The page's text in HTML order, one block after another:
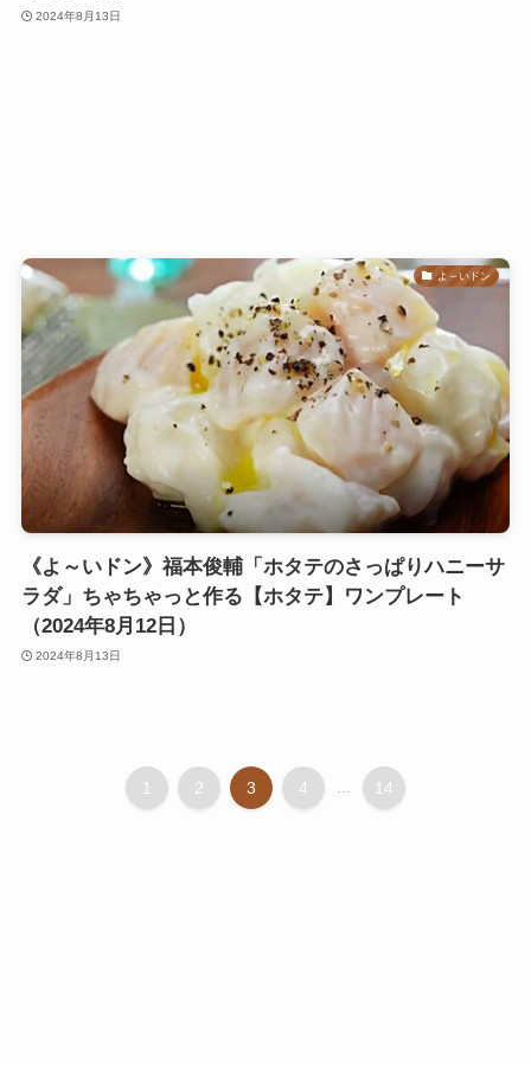
2024年8月13日
よ～いドン
《よ～いドン》福本俊輔「ホタテのさっぱりハニーサ
ラダ」ちゃちゃっと作る【ホタテ】ワンプレート
（2024年8月12日）
2024年8月13日
1 2 3 4 ... 14